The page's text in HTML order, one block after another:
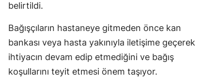
belirtildi.
Bağışçıların hastaneye gitmeden önce kan
bankası veya hasta yakınıyla iletişime geçerek
ihtiyacın devam edip etmediğini ve bağış
koşullarını teyit etmesi önem taşıyor.